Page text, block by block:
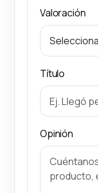
Valoración
Título
Opinión